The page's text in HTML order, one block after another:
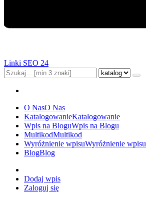
Linki SEO 24
O NasO Nas
KatalogowanieKatalogowanie
Wpis na BloguWpis na Blogu
MultikodMultikod
Wyróżnienie wpisuWyróżnienie wpisu
BlogBlog
Dodaj wpis
Zaloguj się